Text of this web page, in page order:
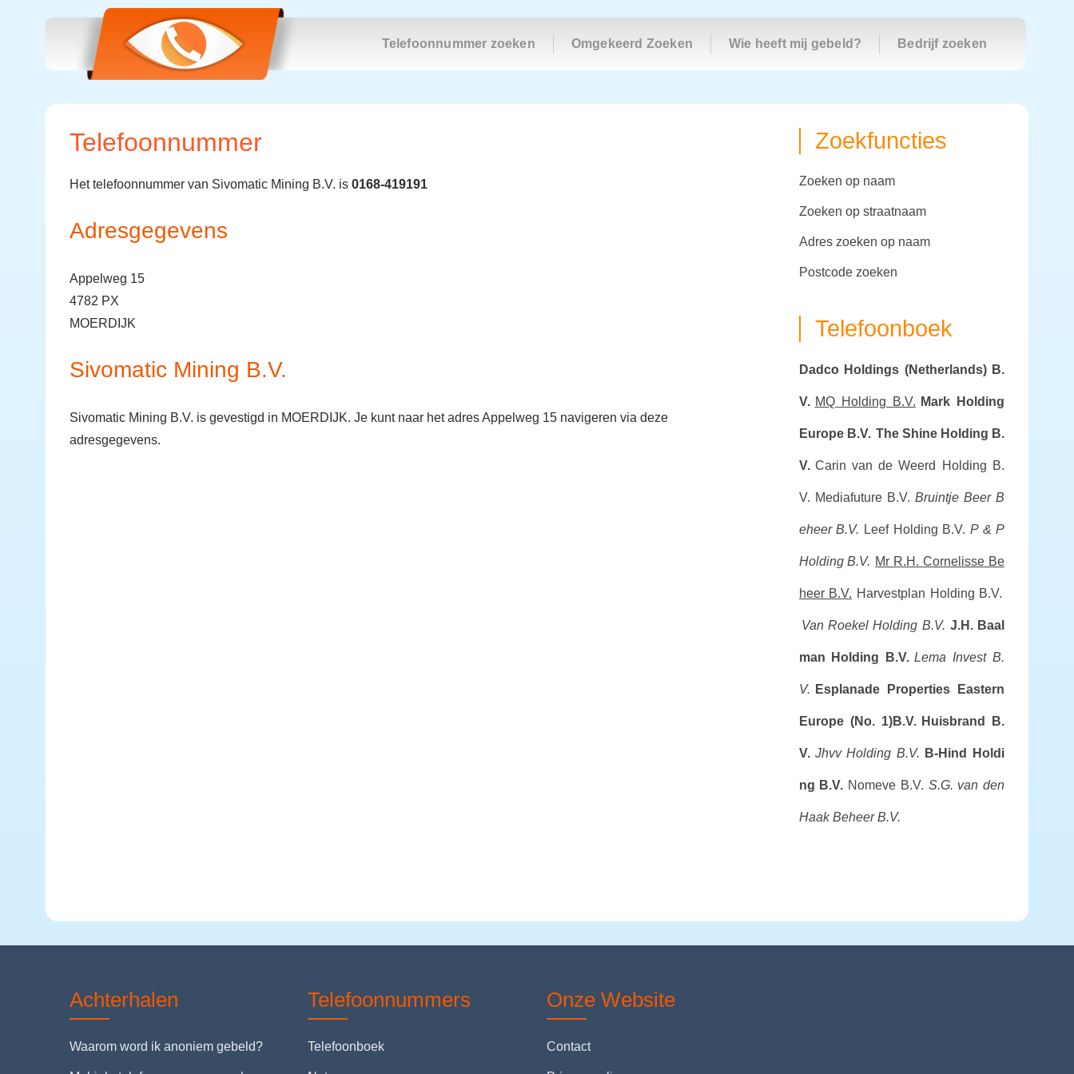
Telefoonnummer zoeken Omgekeerd Zoeken Wie heeft mij gebeld? Bedrijf zoeken
Telefoonnummer
Het telefoonnummer van Sivomatic Mining B.V. is 0168-419191
Adresgegevens
Appelweg 15
4782 PX
MOERDIJK
Sivomatic Mining B.V.
Sivomatic Mining B.V. is gevestigd in MOERDIJK. Je kunt naar het adres Appelweg 15 navigeren via deze
adresgegevens.
Zoekfuncties
zoeken op naam
zoeken op straatnaam
adres zoeken op naam
postcode zoeken
Telefoonboek
Dadco Holdings (Netherlands) B.
V. MQ Holding B.V. Mark Holding
Europe B.V. The Shine Holding B.
V. Carin van de Weerd Holding B.
V. Mediafuture B.V. Bruintje Beer B
eheer B.V. Leef Holding B.V. P & P
Holding B.V. Mr R.H. Cornelisse Be
heer B.V. Harvestplan Holding B.V.
Van Roekel Holding B.V. J.H. Baal
man Holding B.V. Lema Invest B.
V. Esplanade Properties Eastern
Europe (No. 1)B.V. Huisbrand B.
V. Jhvv Holding B.V. B-Hind Holdi
ng B.V. Nomeve B.V. S.G. van den
Haak Beheer B.V.
Achterhalen
Waarom word ik anoniem gebeld?
Telefoonnummers
Telefoonboek
Onze Website
Contact